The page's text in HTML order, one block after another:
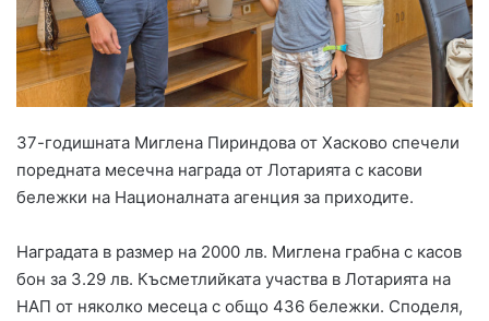
37-годишната Миглена Пириндова от Хасково спечели
поредната месечна награда от Лотарията с касови
бележки на Националната агенция за приходите.
Наградата в размер на 2000 лв. Миглена грабна с касов
бон за 3.29 лв. Късметлийката участва в Лотарията на
НАП от няколко месеца с общо 436 бележки. Споделя,